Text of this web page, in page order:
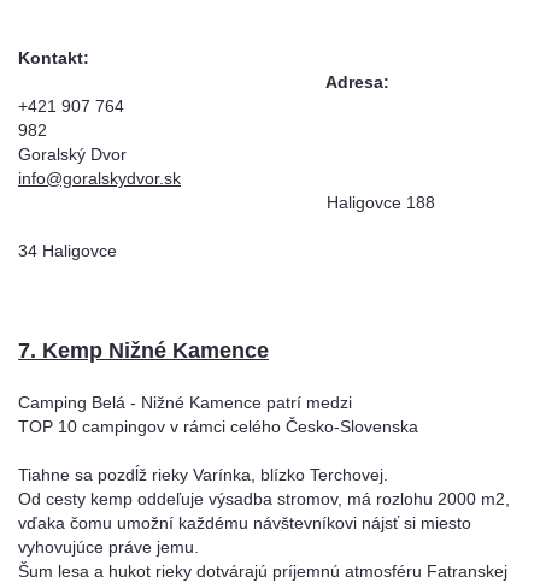
Kontakt:
Adresa:
+421 907 764
Goralský Dvor
info@goralskydvor.sk
Haligovce 188
34 Haligovce
7. Kemp Nižné Kamence
Camping Belá - Nižné Kamence patrí medzi
TOP 10 campingov v rámci celého Česko-Slovenska
Tiahne sa pozdĺž rieky Varínka, blízko Terchovej.
Od cesty kemp oddeľuje výsadba stromov, má rozlohu 2000 m2,
vďaka čomu umožní každému návštevníkovi nájsť si miesto
vyhovujúce práve jemu.
Šum lesa a hukot rieky dotvárajú príjemnú atmosféru Fatranskej